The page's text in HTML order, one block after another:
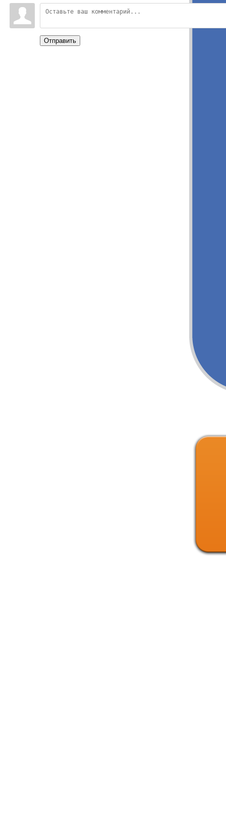
Отправить